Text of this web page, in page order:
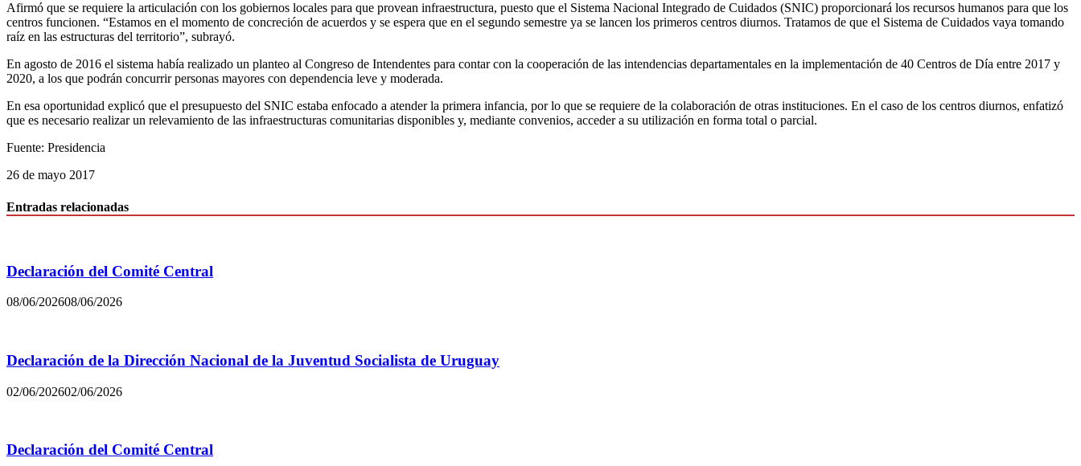
Afirmó que se requiere la articulación con los gobiernos locales para que provean infraestructura, puesto que el Sistema Nacional Integrado de Cuidados (SNIC) proporcionará los recursos humanos para que los
centros funcionen. “Estamos en el momento de concreción de acuerdos y se espera que en el segundo semestre ya se lancen los primeros centros diurnos. Tratamos de que el Sistema de Cuidados vaya tomando
raíz en las estructuras del territorio”, subrayó.
En agosto de 2016 el sistema había realizado un planteo al Congreso de Intendentes para contar con la cooperación de las intendencias departamentales en la implementación de 40 Centros de Día entre 2017 y
2020, a los que podrán concurrir personas mayores con dependencia leve y moderada.
En esa oportunidad explicó que el presupuesto del SNIC estaba enfocado a atender la primera infancia, por lo que se requiere de la colaboración de otras instituciones. En el caso de los centros diurnos, enfatizó
que es necesario realizar un relevamiento de las infraestructuras comunitarias disponibles y, mediante convenios, acceder a su utilización en forma total o parcial.
Fuente: Presidencia
26 de mayo 2017
Entradas relacionadas
Declaración del Comité Central
08/06/202608/06/2026
Declaración de la Dirección Nacional de la Juventud Socialista de Uruguay
02/06/202602/06/2026
Declaración del Comité Central